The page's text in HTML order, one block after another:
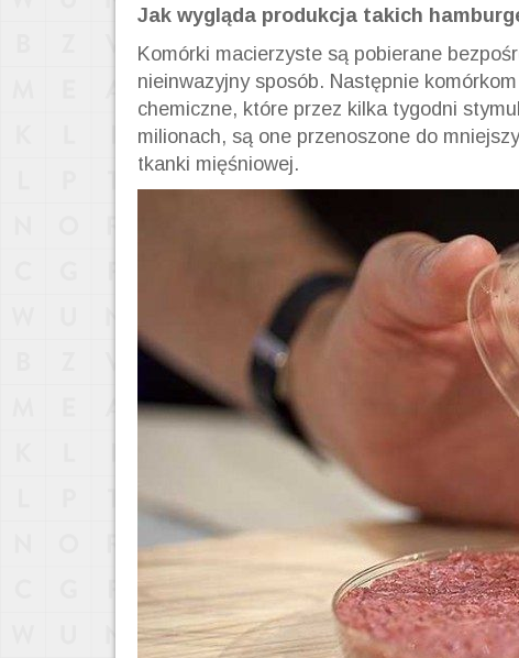
Jak wygląda produkcja takich
Komórki macierzyste są pobierane
nieinwazyjny sposób. Następnie
chemiczne, które przez kilka tygodni
milionach, są one przenoszone do
tkanki mięśniowej.